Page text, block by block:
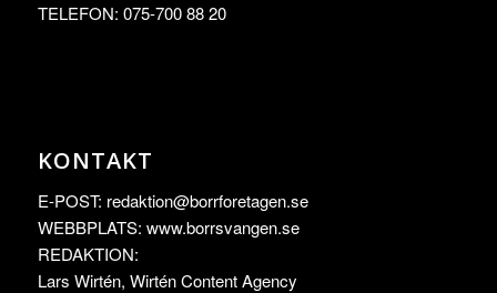
TELEFON: 075-700 88 20
KONTAKT
E-POST: redaktion@borrforetagen.se
WEBBPLATS: www.borrsvangen.se
REDAKTION:
Lars Wirtén, Wirtén Content Agency